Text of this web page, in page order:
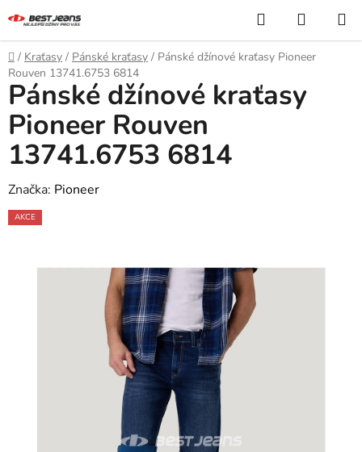
na
obsah
Hledat
KOŠÍK
Domů
/ Kraťasy / Pánské kraťasy / Pánské džínové kraťasy Pioneer
Rouven 13741.6753 6814
Pánské džínové kraťasy
Pioneer Rouven
13741.6753 6814
Značka: Pioneer
AKCE